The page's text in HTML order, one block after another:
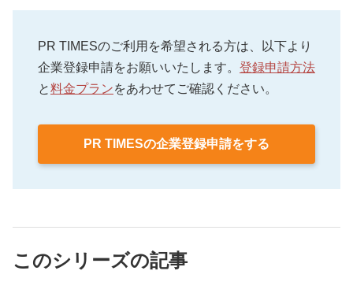
もう1つは、「効果測定を行うこと」です。指標は目
的に応じてさまざまですが、そもそもメールが読ま
れているかを知るために「開封率」は確認できるよ
②「調査結果」…テーマ設定次第ではオリジナリティ
のある内容が作成しやすいです。
③「ニュースなどの要約」…継続的に読んでもらい
PR TIMESのご利用を希望される方は、以下より
企業登録申請をお願いいたします。 登録申請方法
と料金プランをあわせてご確認ください。
PR TIMESの企業登録申請をする
このシリーズの記事